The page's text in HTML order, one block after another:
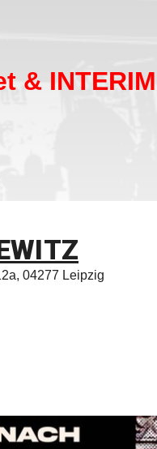
& INTERIM
04277 Leipzig